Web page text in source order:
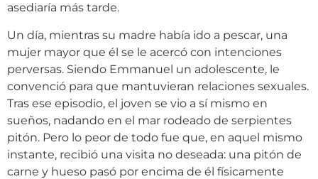
asediaría más tarde.
Un día, mientras su madre había ido a pescar, una
mujer mayor que él se le acercó con intenciones
perversas. Siendo Emmanuel un adolescente, le
convenció para que mantuvieran relaciones sexuales.
Tras ese episodio, el joven se vio a sí mismo en
sueños, nadando en el mar rodeado de serpientes
pitón. Pero lo peor de todo fue que, en aquel mismo
instante, recibió una visita no deseada: una pitón de
carne y hueso pasó por encima de él físicamente